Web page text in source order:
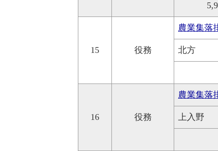
15 役務
農業集落
北方
16 役務
農業集落
上入野